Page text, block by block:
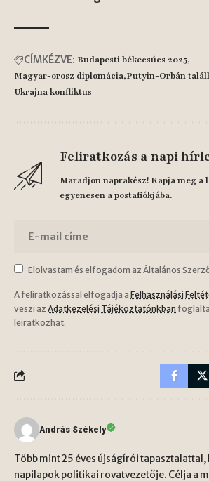
CÍMKÉZVE: Budapesti békecsúcs 2025
Magyar-orosz diplomácia Putyin-Orbán
Ukrajna konfliktus
Feliratkozás a napi
Maradjon naprakész! Kapja meg a
egyenesen a postafiókjába.
Elolvastam és elfogadom az Általános
A feliratkozással elfogadja a Felhasználási
veszi az Adatkezelési Tájékoztatónkban
leiratkozhat.
András Székely
Több mint 25 éves újságírói
napilapok politikai rovatvezetője. Célja a